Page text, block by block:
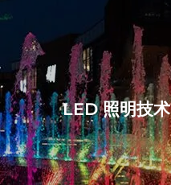
LED 照明技术